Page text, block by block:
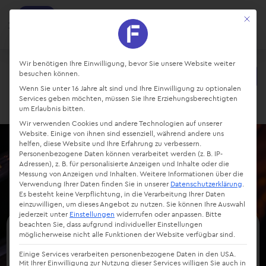
Projekte und Aufgaben managen
Kostenlos - Bei Google Play
Ansehen
Login
NIS-2 Pflichten, Fristen
und Umsetzung
Mit
Datenschutz-Präferenz
Wir benötigen Ihre Einwilligung, bevor Sie unsere Website weiter
besuchen können.
Wenn Sie unter 16 Jahre alt sind und Ihre Einwilligung zu optionalen
Services geben möchten, müssen Sie Ihre Erziehungsberechtigten
um Erlaubnis bitten.
Wir verwenden Cookies und andere Technologien auf unserer
Website. Einige von ihnen sind essenziell, während andere uns
helfen, diese Website und Ihre Erfahrung zu verbessern.
Personenbezogene Daten können verarbeitet werden (z. B. IP-
Adressen), z. B. für personalisierte Anzeigen und Inhalte oder die
Messung von Anzeigen und Inhalten.Weitere Informationen über die
Verwendung Ihrer Daten finden Sie in unserer Datenschutzerklärung.
Es besteht keine Verpflichtung, in die Verarbeitung Ihrer Daten
einzuwilligen, um dieses Angebot zu nutzen. Sie können Ihre Auswahl
jederzeit unter Einstellungen widerrufen oder anpassen. Bitte
beachten Sie, dass aufgrund individueller Einstellungen
möglicherweise nicht alle Funktionen der Website verfügbar sind.
Einige Services verarbeiten personenbezogene Daten in den USA.
Mit Ihrer Einwilligung zur Nutzung dieser Services willigen Sie auch in